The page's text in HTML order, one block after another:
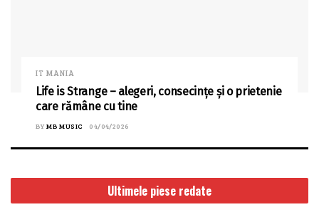
IT MANIA
Life is Strange – alegeri, consecințe și o prietenie
care rămâne cu tine
BY MB MUSIC 04/04/2026
Ultimele piese redate